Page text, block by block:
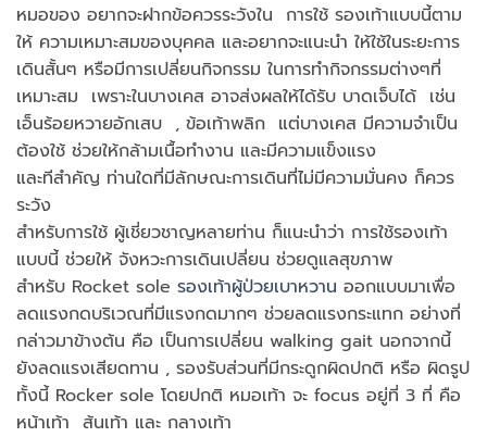
หมอของ อยากจะฝากข้อควรระวังใน การใช้ รองเท้าแบบนี้ตาม
ให้ ความเหมาะสมของบุคคล และอยากจะแนะนำ ให้ใช้ในระยะการ
เดินสั้นๆ หรือมีการเปลี่ยนกิจกรรม ในการทำกิจกรรมต่างๆที่
เหมาะสม เพราะในบางเคส อาจส่งผลให้ได้รับ บาดเจ็บได้ เช่น
เอ็นร้อยหวายอักเสบ , ข้อเท้าพลิก แต่บางเคส มีความจำเป็น
ต้องใช้ ช่วยให้กล้ามเนื้อทำงาน และมีความแข็งแรง
และทีสำคัญ ท่านใดที่มีลักษณะการเดินที่ไม่มีความมั่นคง ก็ควร
ระวัง
สำหรับการใช้ ผู้เชี่ยวชาญหลายท่าน ก็แนะนำว่า การใช้รองเท้า
แบบนี้ ช่วยให้ จังหวะการเดินเปลี่ยน ช่วยดูแลสุขภาพ
สำหรับ Rocket sole รองเท้าผู้ป่วยเบาหวาน ออกแบบมาเพื่อ
ลดแรงกดบริเวณที่มีแรงกดมากๆ ช่วยลดแรงกระแทก อย่างที่
กล่าวมาข้างต้น คือ เป็นการเปลี่ยน walking gait นอกจากนี้
ยังลดแรงเสียดทาน , รองรับส่วนที่มีกระดูกผิดปกติ หรือ ผิดรูป
ทั้งนี้ Rocker sole โดยปกติ หมอเท้า จะ focus อยู่ที่ 3 ที่ คือ
หน้าเท้า ส้นเท้า และ กลางเท้า